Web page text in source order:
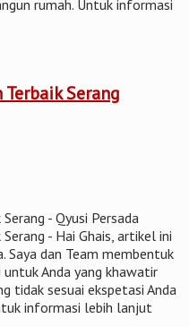
rumah. Untuk informasi
Serang
- Qyusi Persada
- Hai Ghais, artikel ini
dan Team membentuk
untuk Anda yang khawatir
tidak sesuai ekspetasi Anda
informasi lebih lanjut